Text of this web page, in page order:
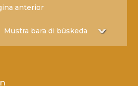
anterior